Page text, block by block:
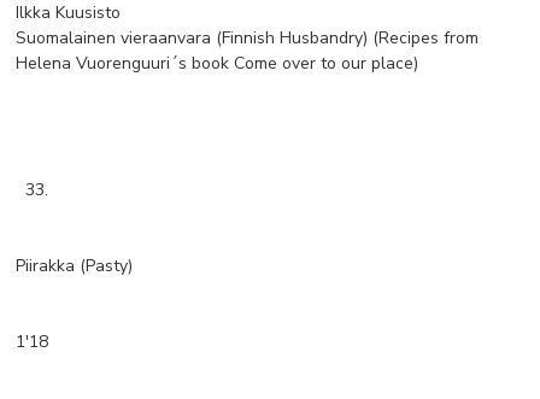
Ilkka Kuusisto
Suomalainen vieraanvara (Finnish Husbandry) (Recipes from
Helena Vuorenguuri´s book Come over to our place)
33.
Piirakka (Pasty)
1'18